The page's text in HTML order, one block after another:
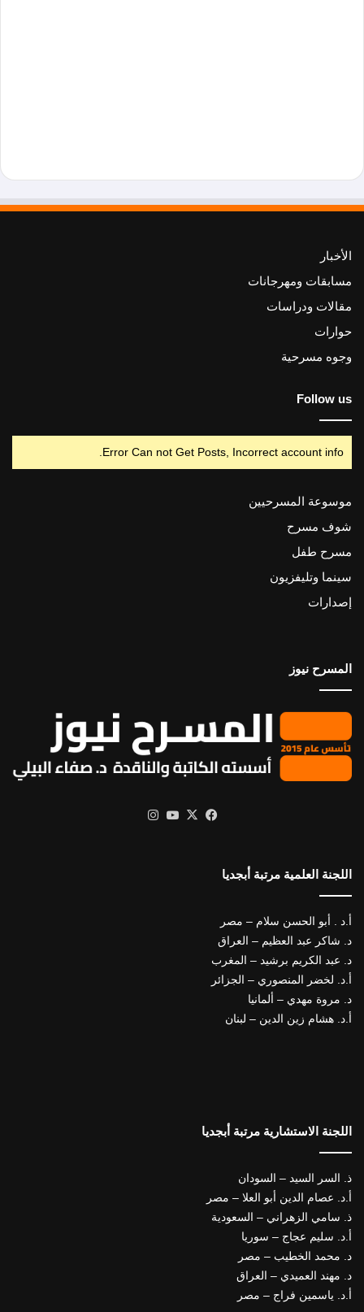
الأخبار
مسابقات ومهرجانات
مقالات ودراسات
حوارات
وجوه مسرحية
Follow us
Error Can not Get Posts, Incorrect account info.
موسوعة المسرحيين
شوف مسرح
مسرح طفل
سينما وتليفزيون
إصدارات
المسرح نيوز
فيسبوك
X يوتيوب
اللجنة العلمية مرتبة أبجديا
أ.د . أبو الحسن سلام – مصر
د. شاكر عبد العظيم – العراق
د. عبد الكريم برشيد – المغرب
أ.د. لخضر المنصوري – الجزائر
د. مروة مهدي – ألمانيا
أ.د. هشام زين الدين – لبنان
اللجنة الاستشارية مرتبة أبجديا
ذ. السر السيد – السودان
أ.د. عصام الدين أبو العلا – مصر
ذ. سامي الزهراني – السعودية
أ.د. سليم عجاج – سوريا
د. محمد الخطيب – مصر
د. مهند العميدي – العراق
أ.د. ياسمين فراج – مصر